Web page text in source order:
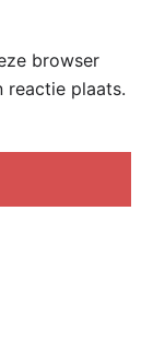
browser
reactie plaats.